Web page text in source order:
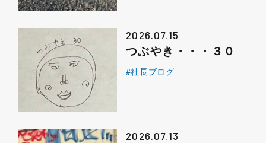
2026.07.15
つぶやき・・・３０
#社長ブログ
2026.07.13